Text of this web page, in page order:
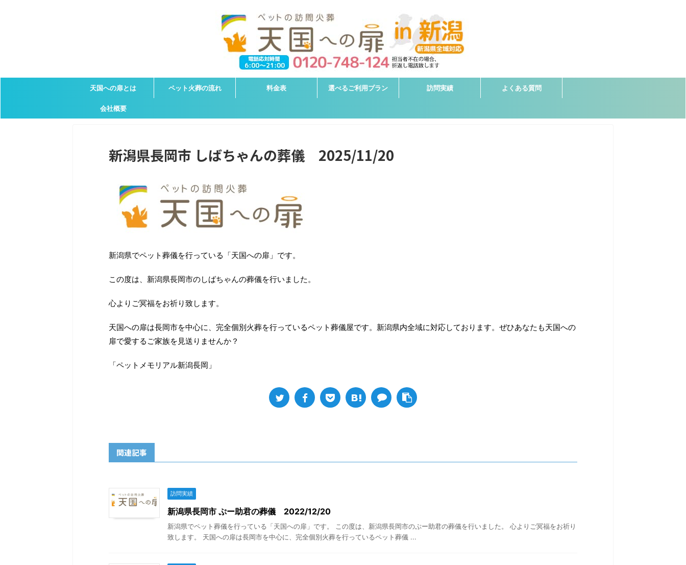
天国への扉とは ペット火葬の流れ 料金表 選べるご利用プラン 訪問実績 よくある質問
会社概要
新潟県長岡市 しばちゃんの葬儀 2025/11/20
新潟県でペット葬儀を行っている「天国への扉」です。
この度は、新潟県長岡市のしばちゃんの葬儀を行いました。
心よりご冥福をお祈り致します。
天国への扉は長岡市を中心に、完全個別火葬を行っているペット葬儀屋です。新潟県内全域に対応しております。ぜひあなたも天国への
扉で愛するご家族を見送りませんか？
「ペットメモリアル新潟長岡」
関連記事
訪問実績
新潟県長岡市 ぷー助君の葬儀 2022/12/20
新潟県でペット葬儀を行っている「天国への扉」です。 この度は、新潟県長岡市のぷー助君の葬儀を行いました。 心よりご冥福をお祈り
致します。 天国への扉は長岡市を中心に、完全個別火葬を行っているペット葬儀 ...